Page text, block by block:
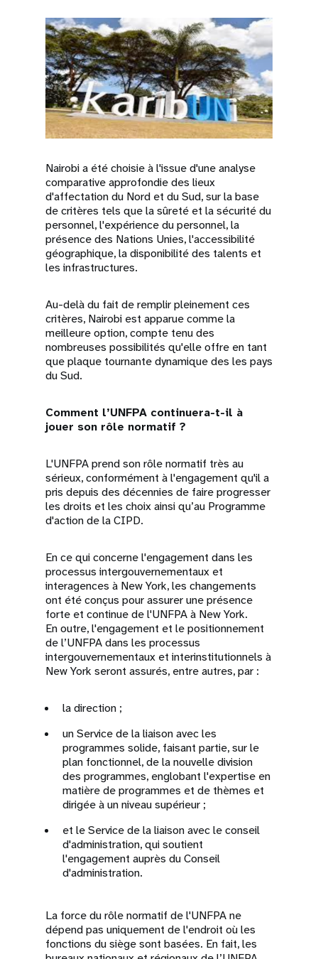
Nairobi a été choisie à l'issue d'une analyse
comparative approfondie des lieux
d'affectation du Nord et du Sud, sur la base
de critères tels que la sûreté et la sécurité du
personnel, l'expérience du personnel, la
présence des Nations Unies, l'accessibilité
géographique, la disponibilité des talents et
les infrastructures.
Au-delà du fait de remplir pleinement ces
critères, Nairobi est apparue comme la
meilleure option, compte tenu des
nombreuses possibilités qu'elle offre en tant
que plaque tournante dynamique des les pays
du Sud.
Comment l’UNFPA continuera-t-il à
jouer son rôle normatif ?
L'UNFPA prend son rôle normatif très au
sérieux, conformément à l'engagement qu'il a
pris depuis des décennies de faire progresser
les droits et les choix ainsi qu’au Programme
d'action de la CIPD.
En ce qui concerne l'engagement dans les
processus intergouvernementaux et
interagences à New York, les changements
ont été conçus pour assurer une présence
forte et continue de l'UNFPA à New York.
En outre, l'engagement et le positionnement
de l’UNFPA dans les processus
intergouvernementaux et interinstitutionnels à
New York seront assurés, entre autres, par :
la direction ;
un Service de la liaison avec les
programmes solide, faisant partie, sur le
plan fonctionnel, de la nouvelle division
des programmes, englobant l'expertise en
matière de programmes et de thèmes et
dirigée à un niveau supérieur ;
et le Service de la liaison avec le conseil
d'administration, qui soutient
l'engagement auprès du Conseil
d'administration.
La force du rôle normatif de l'UNFPA ne
dépend pas uniquement de l'endroit où les
fonctions du siège sont basées. En fait, les